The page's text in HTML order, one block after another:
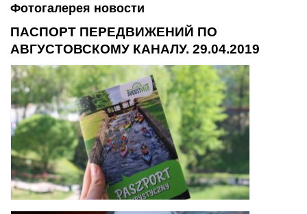
Фотогалерея новости
ПАСПОРТ ПЕРЕДВИЖЕНИЙ ПО
АВГУСТОВСКОМУ КАНАЛУ. 29.04.2019